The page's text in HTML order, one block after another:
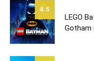
8.5
LEGO
Gotham